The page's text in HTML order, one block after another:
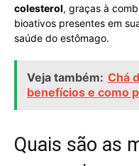
colesterol, graças à
bioativos presentes em
saúde do estômago.
Veja também: Chá
benefícios e como
Quais são as